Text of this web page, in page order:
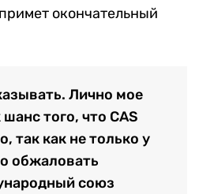
окончательный
Лично мое
того, что CAS
так как не только у
обжаловать
союз